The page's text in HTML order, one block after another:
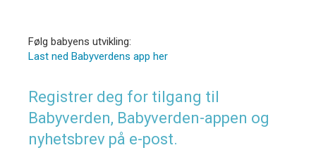
Følg babyens utvikling:
Last ned Babyverdens app her
Registrer deg for tilgang til
Babyverden, Babyverden-appen og
nyhetsbrev på e-post.